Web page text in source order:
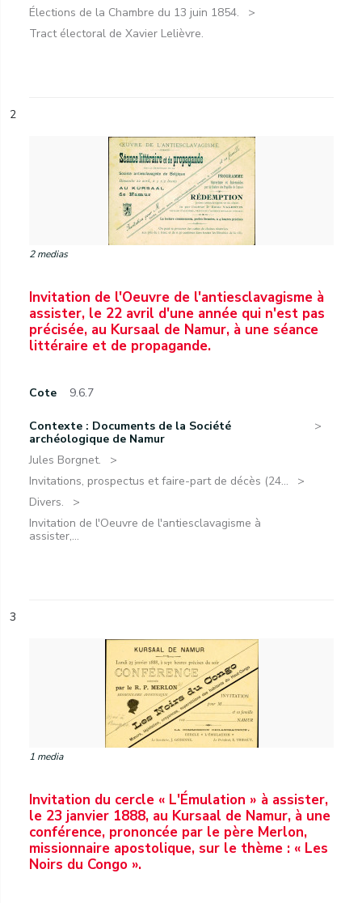
Élections de la Chambre du 13 juin 1854.
Tract électoral de Xavier Lelièvre.
2
2 medias
Invitation de l'Oeuvre de l'antiesclavagisme à
assister, le 22 avril d'une année qui n'est pas
précisée, au Kursaal de Namur, à une séance
littéraire et de propagande.
Cote 9.6.7
Contexte : Documents de la Société
archéologique de Namur
Jules Borgnet.
Invitations, prospectus et faire-part de décès (24...
Divers.
Invitation de l'Oeuvre de l'antiesclavagisme à
assister,...
3
1 media
Invitation du cercle « L'Émulation » à assister,
le 23 janvier 1888, au Kursaal de Namur, à une
conférence, prononcée par le père Merlon,
missionnaire apostolique, sur le thème : « Les
Noirs du Congo ».